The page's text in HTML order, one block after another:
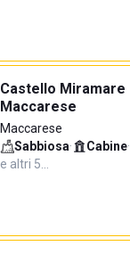
Castello Miramare
Maccarese
Maccarese
Sabbiosa· Cabine·
e altri 5…